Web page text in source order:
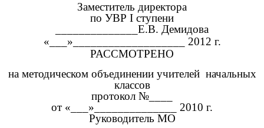
Заместитель директора
по УВР I ступени
______________Е.В. Демидова
«___»___________________ 2012 г.
РАССМОТРЕНО
на методическом объединении учителей начальных
классов
протокол №____
от «___»______________ 2010 г.
Руководитель МО